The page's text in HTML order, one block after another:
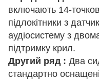
включають 14-
підлокітники з
аудіосистему з
підтримку крил.
Другий ряд : Два
стандартно